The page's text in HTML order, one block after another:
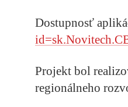
Dostupnosť
Projekt bol
regionálneho